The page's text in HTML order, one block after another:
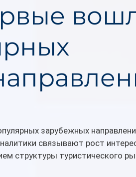
зарубежных
связывают рост
структуры туристического